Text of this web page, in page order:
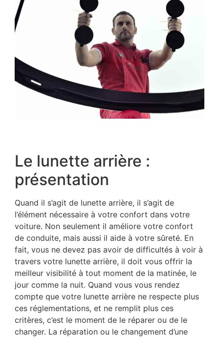
Le lunette arrière :
présentation
Quand il s’agit de lunette arrière, il s’agit de
l’élément nécessaire à votre confort dans votre
voiture. Non seulement il améliore votre confort
de conduite, mais aussi il aide à votre sûreté. En
fait, vous ne devez pas avoir de difficultés à voir à
travers votre lunette arrière, il doit vous offrir la
meilleur visibilité à tout moment de la matinée, le
jour comme la nuit. Quand vous vous rendez
compte que votre lunette arrière ne respecte plus
ces réglementations, et ne remplit plus ces
critères, c’est le moment de le réparer ou de le
changer. La réparation ou le changement d’une